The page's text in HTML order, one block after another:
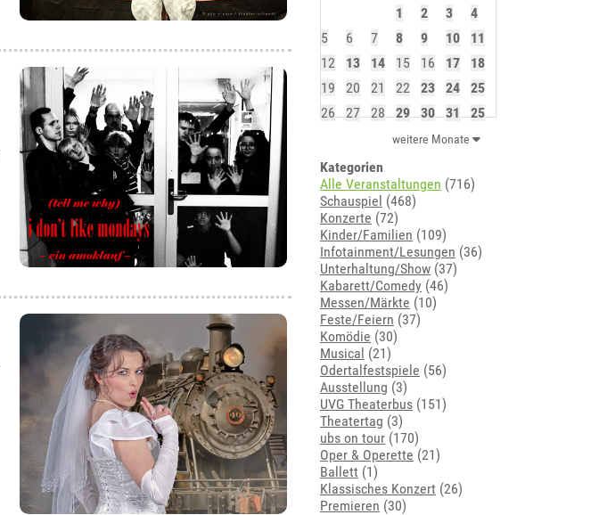
1 2 3
4
5
6 7 8 9 10
11
12
13 14 15 16 17
18
19
20 21 22 23 24
25
26
27 28 29 30 31 25
weitere Monate
Kategorien
Alle Veranstaltungen (716)
Schauspiel (468)
Konzerte (72)
Kinder/Familien (109)
Infotainment/Lesungen (36)
Unterhaltung/Show (37)
Kabarett/Comedy (46)
Messen/Märkte (10)
Feste/Feiern (37)
Komödie (30)
Musical (21)
Odertalfestspiele (56)
Ausstellung (3)
UVG Theaterbus (151)
Theatertag (3)
ubs on tour (170)
Oper & Operette (21)
Ballett (1)
Klassisches Konzert (26)
Premieren (30)